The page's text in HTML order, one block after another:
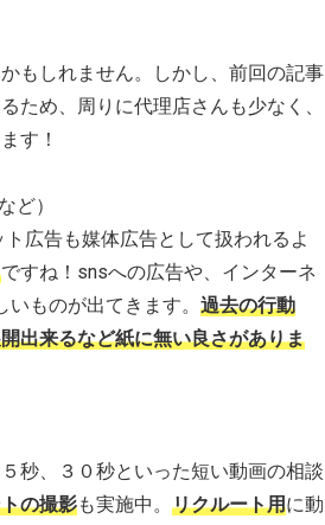
もしれません。しかし、前回の記事
ため、周りに代理店さんも少なく、
す！
ど）
広告も媒体広告として扱われるよ
ですね！snsへの広告や、インターネ
ものが出てきます。 過去の行動
出来るなど紙に無い良さがありま
秒、３０秒といった短い動画の相談
の撮影も実施中。 リクルート用に動